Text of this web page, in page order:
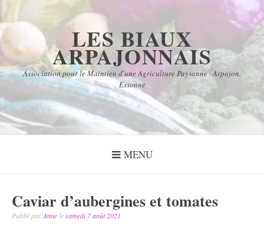
Aller
au
contenu
LES BIAUX
ARPAJONNAIS
Association pour le Maintien d'une Agriculture Paysanne · Arpajon,
Essonne
MENU
Caviar d’aubergines et tomates
Publié parAnnelesamedi 7 août 2021